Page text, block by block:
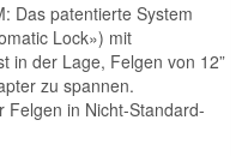
Das patentierte System
Lock») mit
in der Lage, Felgen von 12”
zu spannen.
Felgen in Nicht-Standard-